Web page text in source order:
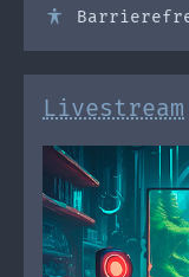
Livestream